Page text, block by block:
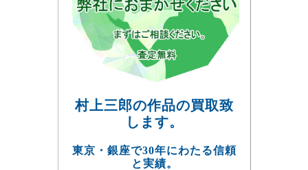
村上三郎の作品の買取致
します。
東京・銀座で30年にわたる信頼
と実績。